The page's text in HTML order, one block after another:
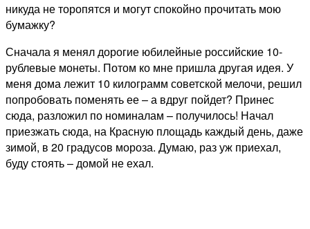
никуда не торопятся и могут спокойно прочитать мою
бумажку?
Сначала я менял дорогие юбилейные российские 10-
рублевые монеты. Потом ко мне пришла другая идея. У
меня дома лежит 10 килограмм советской мелочи, решил
попробовать поменять ее – а вдруг пойдет? Принес
сюда, разложил по номиналам – получилось! Начал
приезжать сюда, на Красную площадь каждый день, даже
зимой, в 20 градусов мороза. Думаю, раз уж приехал,
буду стоять – домой не ехал.